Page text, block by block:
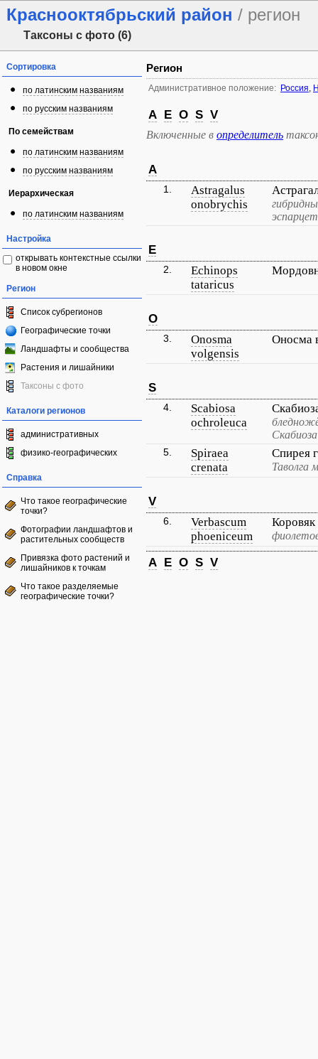
Краснооктябрьский район / регион
Таксоны с фото (6)
Сортировка
по латинским названиям
по русским названиям
По семействам
по латинским названиям
по русским названиям
Иерархическая
по латинским названиям
Настройка
открывать контекстные ссылки
в новом окне
Регион
Список субрегионов
Географические точки
Ландшафты и сообщества
Растения и лишайники
Таксоны с фото
Каталоги регионов
административных
физико-географических
Справка
Что такое географические
точки?
Фотографии ландшафтов и
растительных сообществ
Привязка фото растений и
лишайников к точкам
Что такое разделяемые
географические точки?
Регион
Административное положение: Россия,
A E O S V
Включенные в определитель
A
1.
Astragalus
onobrychis
E
2.
Echinops
tataricus
O
3.
Onosma
volgensis
Оносма
S
4.
Scabiosa
ochroleuca
5.
Spiraea
crenata
Спирея
Таволга
V
6.
Verbascum
phoeniceum
A E O S V